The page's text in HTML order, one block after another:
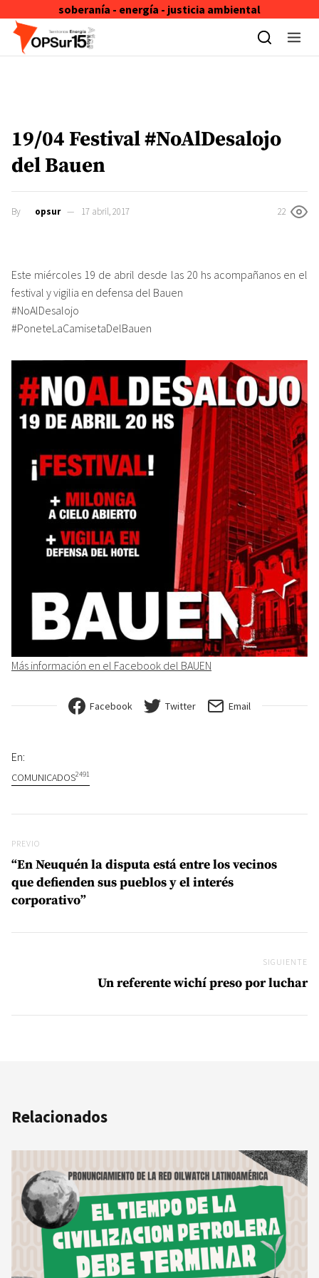
soberanía - energía - justicia ambiental
Skip to content
19/04 Festival #NoAlDesalojo
del Bauen
By opsur 17 abril, 2017 22
Este miércoles 19 de abril desde las 20 hs acompañanos en el
festival y vigilia en defensa del Bauen
#NoAlDesalojo
#PoneteLaCamisetaDelBauen
Más información en el Facebook del BAUEN
Facebook Twitter Email
En:
COMUNICADOS2491
Previo
PREVIO
“En Neuquén la disputa está entre los vecinos
que defienden sus pueblos y el interés
corporativo”
SIGUIENTE
Un referente wichí preso por luchar
Relacionados